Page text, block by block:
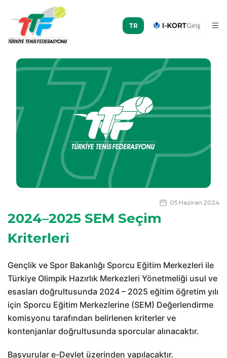
Giriş
05 Haziran 2024
2024–2025 SEM Seçim
Kriterleri
Gençlik ve Spor Bakanlığı Sporcu Eğitim Merkezleri ile
Türkiye Olimpik Hazırlık Merkezleri Yönetmeliği usul ve
esasları doğrultusunda 2024 – 2025 eğitim öğretim yılı
için Sporcu Eğitim Merkezlerine (SEM) Değerlendirme
komisyonu tarafından belirlenen kriterler ve
kontenjanlar doğrultusunda sporcular alınacaktır.
Başvurular e-Devlet üzerinden yapılacaktır.